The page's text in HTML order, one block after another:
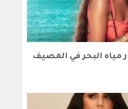
مياه البحر في المصيف